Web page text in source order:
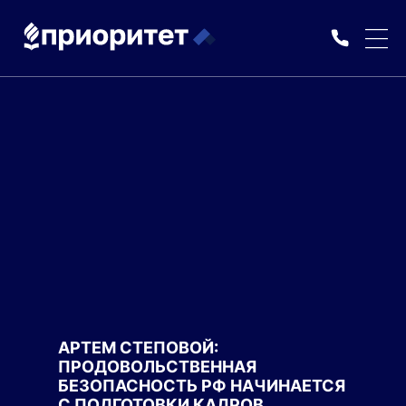
АРТЕМ СТЕПОВОЙ:
ПРОДОВОЛЬСТВЕННАЯ
БЕЗОПАСНОСТЬ РФ НАЧИНАЕТСЯ